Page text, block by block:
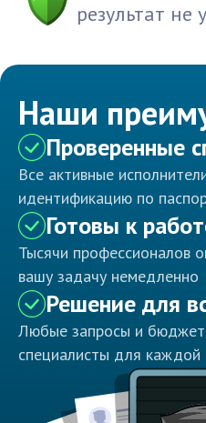
результат не
Наши
Проверенные
Все активные
идентификацию по
Готовы к
Тысячи профессионалов
вашу задачу немедленно
Решение для
Любые запросы и
специалисты для каждой